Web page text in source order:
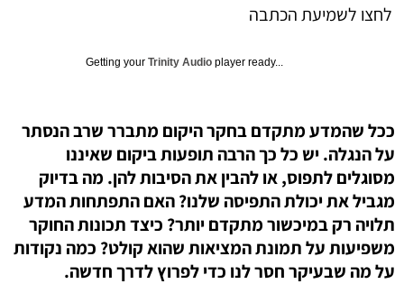
לחצו לשמיעת הכתבה
Getting your Trinity Audio player ready...
ככל שהמדע מתקדם בחקר היקום מתברר שרב הנסתר
על הנגלה. יש כל כך הרבה תופעות ביקום שאיננו
מסוגלים לתפוס, או להבין את הסיבות להן. מה בדיוק
מגביל את יכולת התפיסה שלנו? האם התפתחות המדע
תלויה רק במיכשור מתקדם יותר? כיצד תכונות החוקר
משפיעות על תמונת המציאות שהוא קולט? כמה נקודות
על מה שבעיקר חסר לנו כדי לפרוץ לדרך חדשה.